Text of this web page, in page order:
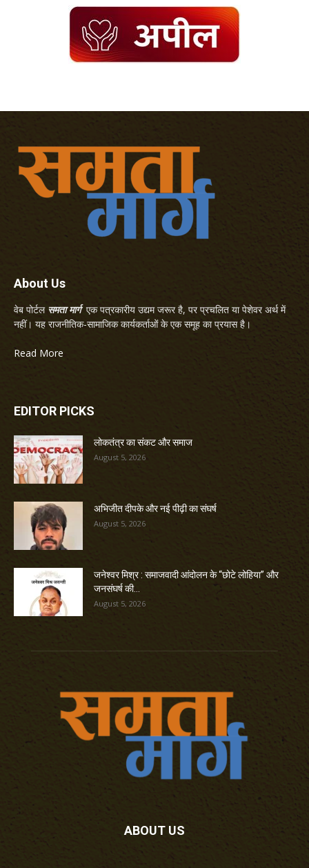
About Us
वेब पोर्टल समता मार्गएक पत्रकारीय उद्यम जरूर है, पर प्रचलित या पेशेवर अर्थ में
नहीं। यह राजनीतिक-सामाजिक कार्यकर्ताओं के एक समूह का प्रयास है।
Read More
EDITOR PICKS
लोकतंत्र का संकट और समाज
August 5, 2026
अभिजीत दीपके और नई पीढ़ी का संघर्ष
August 5, 2026
जनेश्वर मिश्र : समाजवादी आंदोलन के “छोटे लोहिया” और
जनसंघर्ष की...
August 5, 2026
ABOUT US